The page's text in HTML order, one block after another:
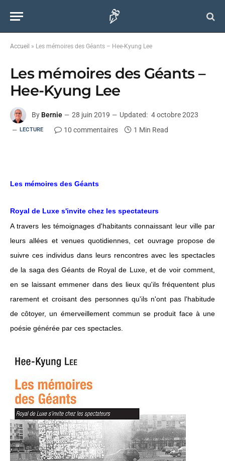
Accueil » Les mémoires des Géants – Hee-Kyung Lee
Les mémoires des Géants –
Hee-Kyung Lee
By Bernie 28 juin 2019 Updated: 4 octobre 2023
LECTURE 10 commentaires 1 Min Read
Les mémoires des Géants
Royal de Luxe s'invite chez les spectateurs
A travers les témoignages d'habitants connaissant leur ville par
leurs allées et venues quotidiennes, cet ouvrage propose de
suivre ces individus dans leurs rencontres avec les spectacles
de la saga des Géants de Royal de Luxe, et de voir comment,
en se laissant emmener dans des lieux qu'ils fréquentent plus
rarement et croisant des personnes qu'ils n'ont pas l'habitude
de côtoyer, un émerveillement commun se produit face à une
poésie générée par ces spectacles.